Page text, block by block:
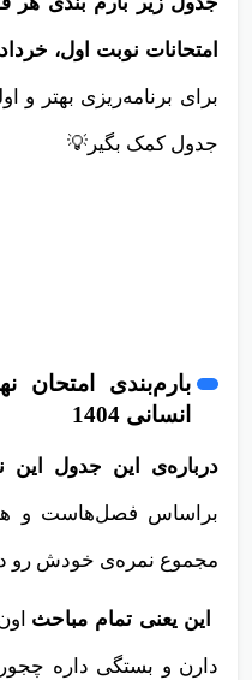
امتحانات نوبت اول،
برای برنامه‌ریزی بهتر و
جدول کمک بگیر💡
بارم‌بندی امتحان
انسانی 1404
درباره‌ی این جدول این
براساس فصل‌هاست و
مجموع نمره‌ی خودش رو
این یعنی تمام مباحث
دارن و بستگی داره